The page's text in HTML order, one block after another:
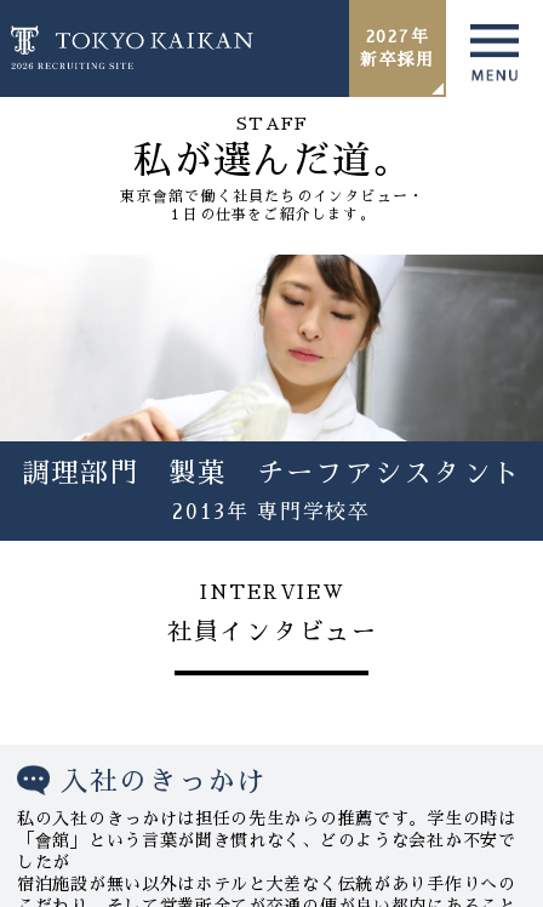
2027年
新卒採用
STAFF
私が選んだ道。
東京會舘で働く社員たちのインタビュー・
１日の仕事をご紹介します。
調理部門 製菓 チーフアシスタント
2013年 専門学校卒
INTERVIEW
社員インタビュー
入社のきっかけ
私の入社のきっかけは担任の先生からの推薦です。学生の時は
「會舘」という言葉が聞き慣れなく、どのような会社か不安で
したが
宿泊施設が無い以外はホテルと大差なく伝統があり手作りへの